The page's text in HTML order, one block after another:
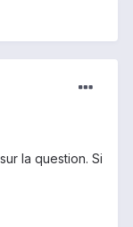
la question. Si